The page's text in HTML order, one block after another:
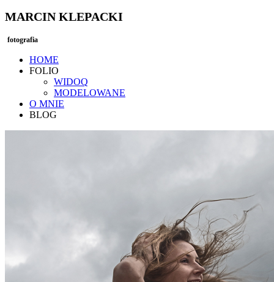
MARCIN KLEPACKI
fotografia
HOME
FOLIO
WIDOQ
MODELOWANE
O MNIE
BLOG